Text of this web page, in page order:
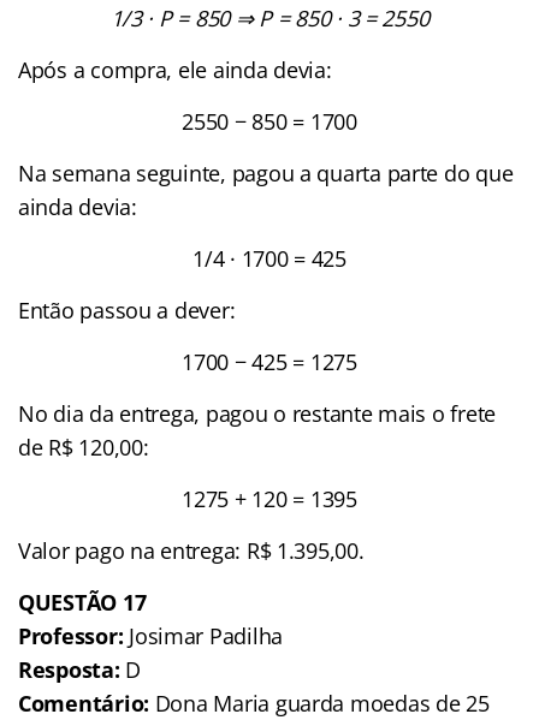
1/3 · P = 850 ⇒ P = 850 · 3 = 2550
Após a compra, ele ainda devia:
2550 − 850 = 1700
Na semana seguinte, pagou a quarta parte do que
ainda devia:
1/4 · 1700 = 425
Então passou a dever:
1700 − 425 = 1275
No dia da entrega, pagou o restante mais o frete
de R$ 120,00:
1275 + 120 = 1395
Valor pago na entrega: R$ 1.395,00.
QUESTÃO 17
Professor: Josimar Padilha
Resposta: D
Comentário: Dona Maria guarda moedas de 25